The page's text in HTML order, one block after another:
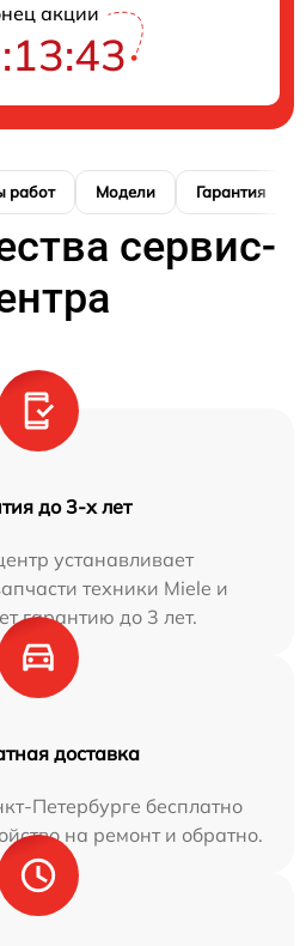
акции
работ Модели Гарантия
сервис-
до 3-х лет
устанавливает
техники Miele и
гарантию до 3 лет.
доставка
Петербурге бесплатно
на ремонт и обратно.